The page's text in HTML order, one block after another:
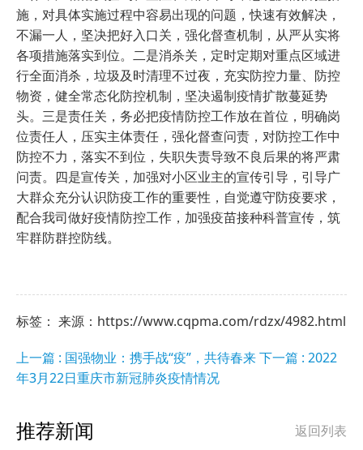
施，对具体实施过程中容易出现的问题，快速有效解决，
不漏一人，坚决把好入口关，强化督查机制，从严从实将
各项措施落实到位。二是消杀关，定时定期对重点区域进
行全面消杀，垃圾及时清理不过夜，充实防控力量、防控
物资，健全常态化防控机制，坚决遏制疫情扩散蔓延势
头。三是责任关，务必把疫情防控工作放在首位，明确岗
位责任人，压实主体责任，强化督查问责，对防控工作中
防控不力，落实不到位，失职失责导致不良后果的将严肃
问责。四是宣传关，加强对小区业主的宣传引导，引导广
大群众充分认识防疫工作的重要性，自觉遵守防疫要求，
配合我司做好疫情防控工作，加强疫苗接种科普宣传，筑
牢群防群控防线。
标签： 来源：https://www.cqpma.com/rdzx/4982.html
上一篇 : 国强物业：携手战“疫”，共待春来下一篇 : 2022
年3月22日重庆市新冠肺炎疫情情况
返回列表
推荐新闻